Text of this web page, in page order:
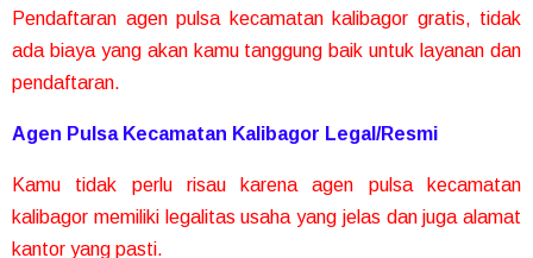
Pendaftaran agen pulsa kecamatan kalibagor gratis, tidak
ada biaya yang akan kamu tanggung baik untuk layanan dan
pendaftaran.
Agen Pulsa Kecamatan Kalibagor Legal/Resmi
Kamu tidak perlu risau karena agen pulsa kecamatan
kalibagor memiliki legalitas usaha yang jelas dan juga alamat
kantor yang pasti.